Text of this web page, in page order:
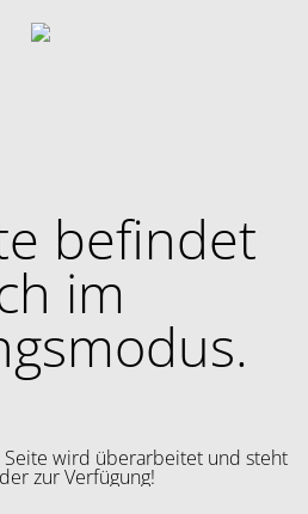
befindet
im
wird überarbeitet und steht
zur Verfügung!